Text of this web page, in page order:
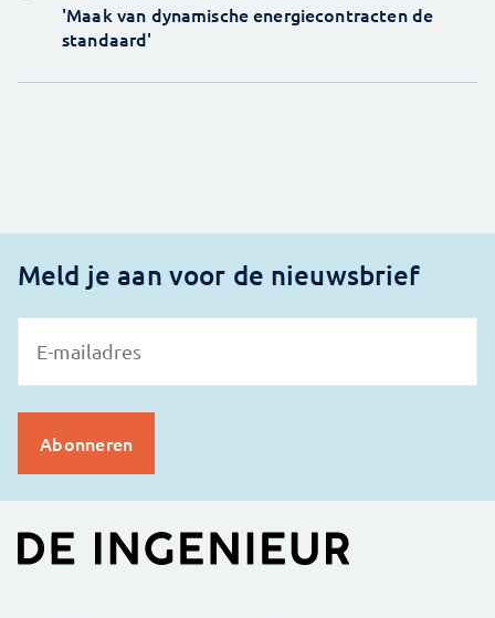
'Maak van dynamische energiecontracten de
standaard'
Meld je aan voor de nieuwsbrief